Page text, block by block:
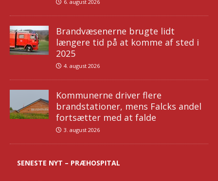
6. august 2026
Brandvæsenerne brugte lidt
længere tid på at komme af sted i
2025
4. august 2026
Kommunerne driver flere
brandstationer, mens Falcks andel
fortsætter med at falde
3. august 2026
SENESTE NYT – PRÆHOSPITAL